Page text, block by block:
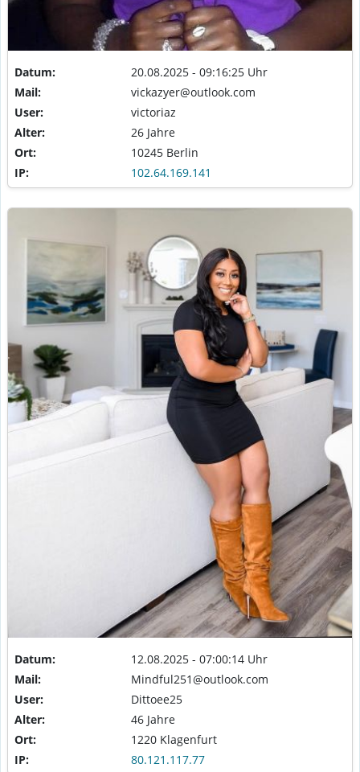
Datum:
20.08.2025 - 09:16:25 Uhr
Mail:
vickazyer@outlook.com
User:
victoriaz
Alter:
26 Jahre
Ort:
10245 Berlin
IP:
102.64.169.141
Datum:
12.08.2025 - 07:00:14 Uhr
Mail:
Mindful251@outlook.com
User:
Dittoee25
Alter:
46 Jahre
Ort:
1220 Klagenfurt
IP:
80.121.117.77